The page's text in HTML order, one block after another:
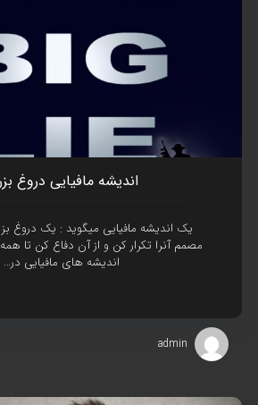
انديشه مافيايی دروغ
يک انديشه مافيايی ميگويد : يک دروغ
مصمم آنرا تکرار کن و از آن دفاع کن تا
انديشه های مافيايی در…
admin